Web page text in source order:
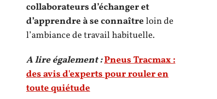
collaborateurs d’échanger et
d’apprendre à se connaîtreloin de
l’ambiance de travail habituelle.
A lire également :Pneus Tracmax :
des avis d'experts pour rouler en
toute quiétude